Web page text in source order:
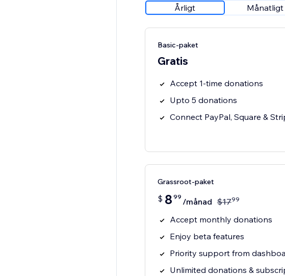
Årligt Månatligt
Basic-paket
Gratis
Accept 1-time donations
Upto 5 donations
Connect PayPal, Square &
Grassroot-paket
$ 8 99 /månad $1799
Accept monthly donations
Enjoy beta features
Priority support from
Unlimited donations &